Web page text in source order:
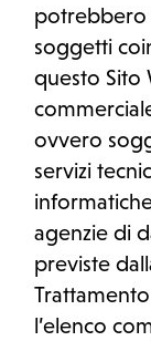
potrebbero
soggetti
questo Sito
ovvero
servizi
agenzie di
previste
l’elenco